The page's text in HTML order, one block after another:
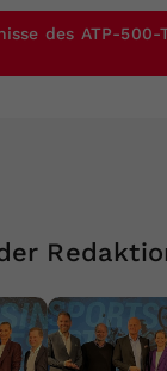
des ATP-500-